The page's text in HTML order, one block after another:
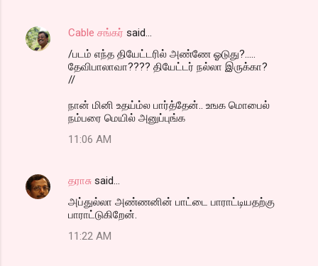
Cable சங்கர் said…
/படம் எந்த தியேட்டரில் அண்ணே ஓடுது?.....
தேவிபாலாவா???? தியேட்டர் நல்லா இருக்கா?
//
நான் மினி உதய்ம்ல பார்த்தேன்.. உஙக மொபைல்
நம்பரை மெயில் அனுப்புங்க
11:06 AM
தராசு said…
அப்துல்லா அண்ணனின் பாட்டை பாராட்டியதற்கு
பாராட்டுகிறேன்.
11:22 AM